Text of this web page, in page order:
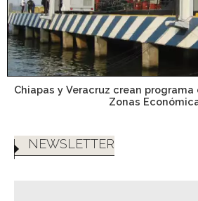
Chiapas y Veracruz crean
Zonas
NEWSLETTER